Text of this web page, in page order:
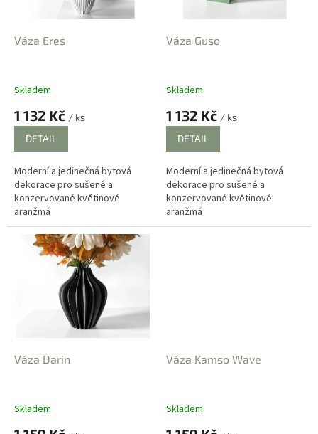
Váza Eres
Skladem
1 132 Kč / ks
DETAIL
Moderní a jedinečná bytová
dekorace pro sušené a
konzervované květinové
aranžmá
Váza Guso
Skladem
1 132 Kč / ks
DETAIL
Moderní a jedinečná bytová
dekorace pro sušené a
konzervované květinové
aranžmá
Váza Darin
Skladem
Váza Kamso Wave
Skladem